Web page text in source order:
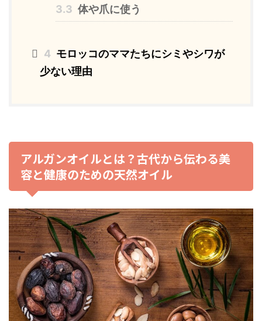
3.3 体や爪に使う
4 モロッコのママたちにシミやシワが
少ない理由
アルガンオイルとは？古代から伝わる美
容と健康のための天然オイル